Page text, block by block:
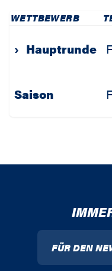
WETTBEWERB
› Hauptrunde
Saison
FÜR DEN